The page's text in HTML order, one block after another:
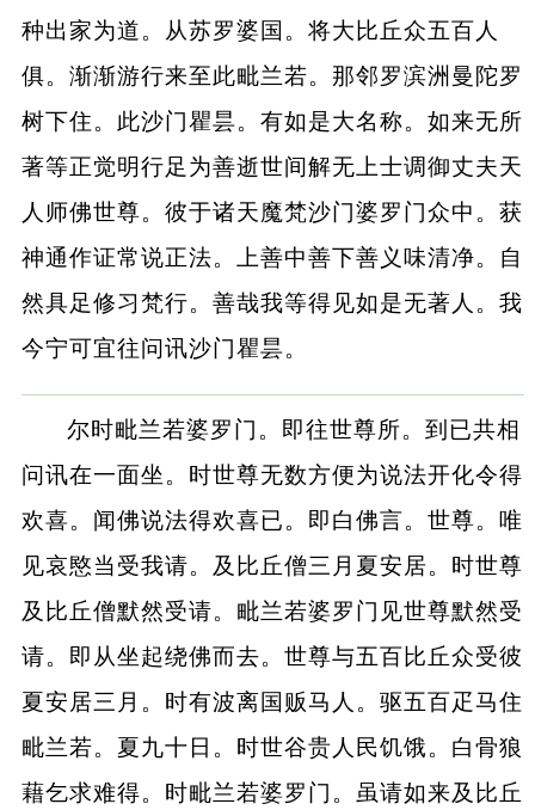
种出家为道。从苏罗婆国。将大比丘众五百人
俱。渐渐游行来至此毗兰若。那邻罗滨洲曼陀罗
树下住。此沙门瞿昙。有如是大名称。如来无所
著等正觉明行足为善逝世间解无上士调御丈夫天
人师佛世尊。彼于诸天魔梵沙门婆罗门众中。获
神通作证常说正法。上善中善下善义味清净。自
然具足修习梵行。善哉我等得见如是无著人。我
今宁可宜往问讯沙门瞿昙。
尔时毗兰若婆罗门。即往世尊所。到已共相
问讯在一面坐。时世尊无数方便为说法开化令得
欢喜。闻佛说法得欢喜已。即白佛言。世尊。唯
见哀愍当受我请。及比丘僧三月夏安居。时世尊
及比丘僧默然受请。毗兰若婆罗门见世尊默然受
请。即从坐起绕佛而去。世尊与五百比丘众受彼
夏安居三月。时有波离国贩马人。驱五百疋马住
毗兰若。夏九十日。时世谷贵人民饥饿。白骨狼
藉乞求难得。时毗兰若婆罗门。虽请如来及比丘